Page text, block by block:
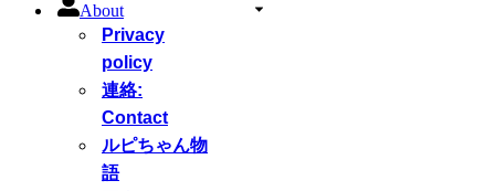
About
Privacy
policy
連絡:
Contact
ルピちゃん物
語